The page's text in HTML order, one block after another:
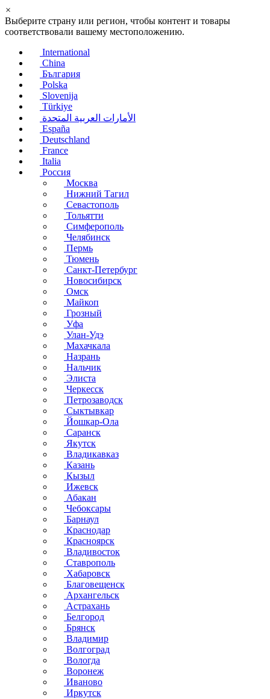
×
Выберите страну или регион, чтобы контент и товары
соответствовали вашему местоположению.
International
China
България
Polska
Slovenija
Türkiye
الأمارات العربية المتحدة
España
Deutschland
France
Italia
Россия
Москва
Нижний Тагил
Севастополь
Тольятти
Симферополь
Челябинск
Пермь
Тюмень
Санкт-Петербург
Новосибирск
Омск
Майкоп
Грозный
Уфа
Улан-Удэ
Махачкала
Назрань
Нальчик
Элиста
Черкесск
Петрозаводск
Сыктывкар
Йошкар-Ола
Саранск
Якутск
Владикавказ
Казань
Кызыл
Ижевск
Абакан
Чебоксары
Барнаул
Краснодар
Красноярск
Владивосток
Ставрополь
Хабаровск
Благовещенск
Архангельск
Астрахань
Белгород
Брянск
Владимир
Волгоград
Вологда
Воронеж
Иваново
Иркутск